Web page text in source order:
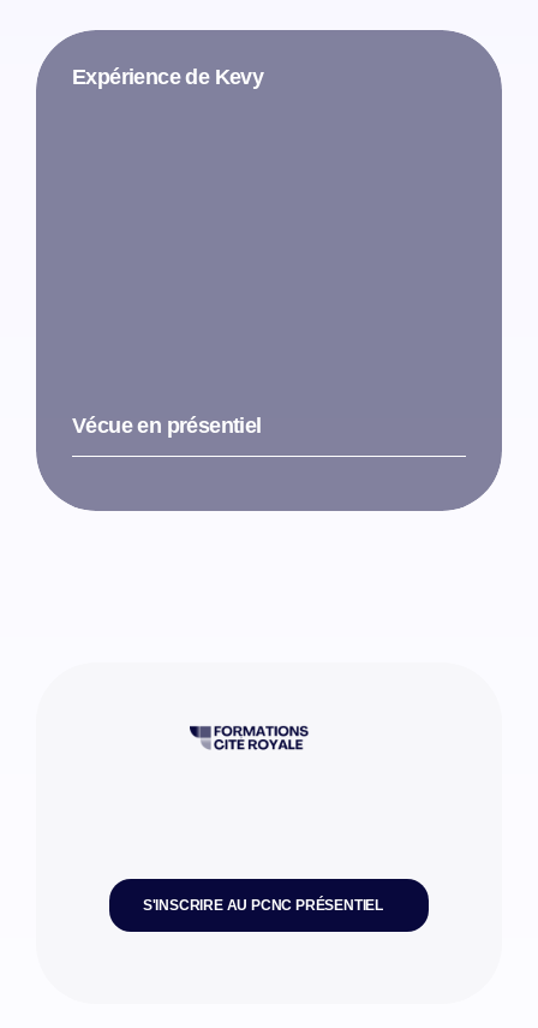
Expérience de Kevy
Vécue en présentiel
S'INSCRIRE AU PCNC PRÉSENTIEL